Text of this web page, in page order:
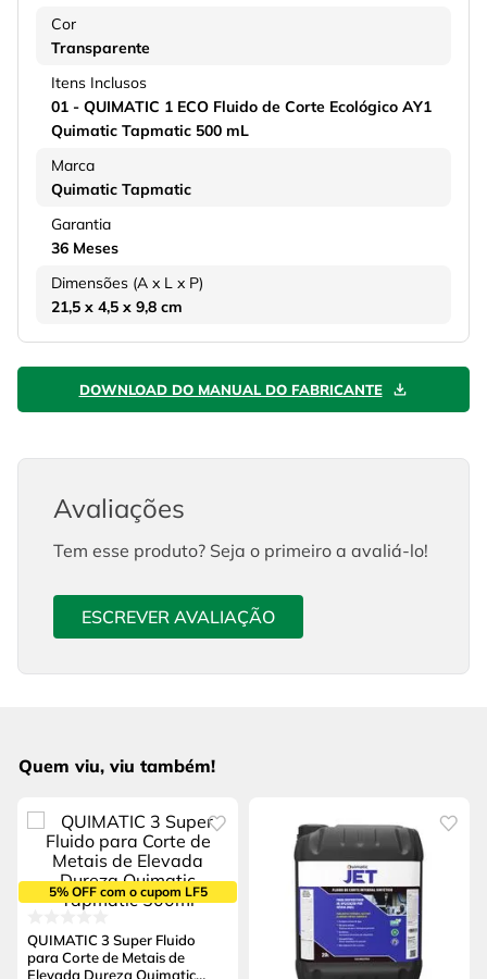
Cor
Transparente
Itens Inclusos
01 - QUIMATIC 1 ECO Fluido de Corte Ecológico AY1
Quimatic Tapmatic 500 mL
Marca
Quimatic Tapmatic
Garantia
36 Meses
Dimensões (A x L x P)
21,5 x 4,5 x 9,8 cm
DOWNLOAD DO MANUAL DO FABRICANTE
Avaliações
Tem esse produto? Seja o primeiro a avaliá-lo!
ESCREVER AVALIAÇÃO
Quem viu, viu também!
5% OFF com o cupom LF5
QUIMATIC 3 Super Fluido
para Corte de Metais de
Elevada Dureza Quimatic